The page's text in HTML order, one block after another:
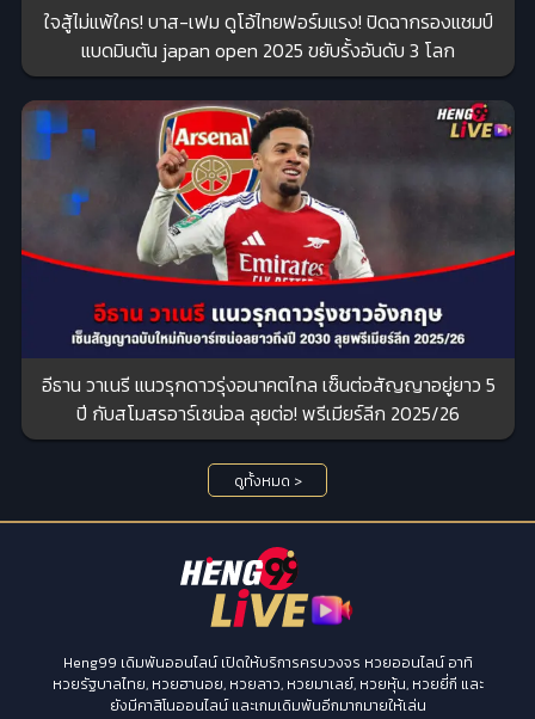
ใจสู้ไม่แพ้ใคร! บาส-เฟม ดูโอ้ไทยฟอร์มแรง! ปิดฉากรองแชมป์
แบดมินตัน japan open 2025 ขยับรั้งอันดับ 3 โลก
อีธาน วาเนรี แนวรุกดาวรุ่งอนาคตไกล เซ็นต่อสัญญาอยู่ยาว 5
ปี กับสโมสรอาร์เซน่อล ลุยต่อ! พรีเมียร์ลีก 2025/26
ดูทั้งหมด >
Heng99 เดิมพันออนไลน์ เปิดให้บริการครบวงจร หวยออนไลน์ อาทิ
หวยรัฐบาลไทย, หวยฮานอย, หวยลาว, หวยมาเลย์, หวยหุ้น, หวยยี่กี และ
ยังมีคาสิโนออนไลน์ และเกมเดิมพันอีกมากมายให้เล่น